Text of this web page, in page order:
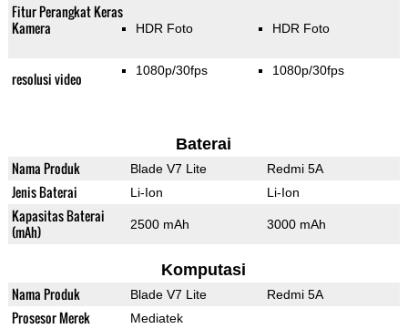
Fitur Perangkat Keras
Kamera
HDR Foto HDR Foto
resolusi video 1080p/30fps 1080p/30fps
Baterai
Nama Produk Blade V7 Lite Redmi 5A
Jenis Baterai Li-Ion Li-Ion
Kapasitas Baterai
(mAh)
2500 mAh 3000 mAh
Komputasi
Nama Produk Blade V7 Lite Redmi 5A
Prosesor Merek Mediatek